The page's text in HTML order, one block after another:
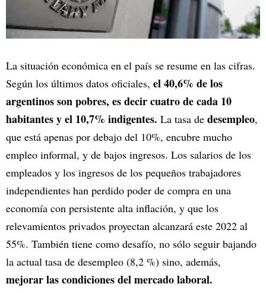
La situación económica en el país se resume en las cifras.
Según los últimos datos oficiales, el 40,6% de los
argentinos son pobres, es decir cuatro de cada 10
habitantes y el 10,7% indigentes. La tasa de desempleo,
que está apenas por debajo del 10%, encubre mucho
empleo informal, y de bajos ingresos. Los salarios de los
empleados y los ingresos de los pequeños trabajadores
independientes han perdido poder de compra en una
economía con persistente alta inflación, y que los
relevamientos privados proyectan alcanzará este 2022 al
55%. También tiene como desafío, no sólo seguir bajando
la actual tasa de desempleo (8,2 %) sino, además,
mejorar las condiciones del mercado laboral.